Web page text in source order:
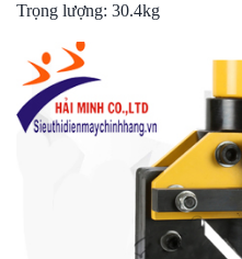
Trọng lượng: 30.4kg